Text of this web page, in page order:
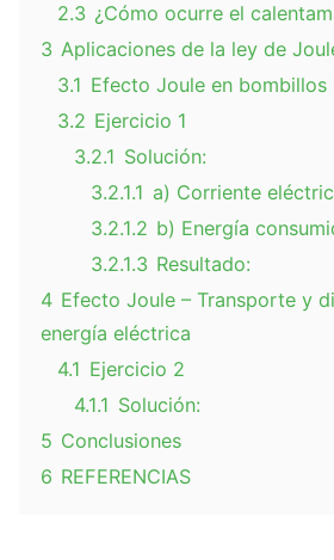
2.3 ¿Cómo ocurre el
3 Aplicaciones de la ley de
3.1 Efecto Joule en bombillos
3.2 Ejercicio 1
3.2.1 Solución:
3.2.1.1 a) Corriente
3.2.1.2 b) Energía
3.2.1.3 Resultado:
4 Efecto Joule – Transporte y
energía eléctrica
4.1 Ejercicio 2
4.1.1 Solución:
5 Conclusiones
6 REFERENCIAS